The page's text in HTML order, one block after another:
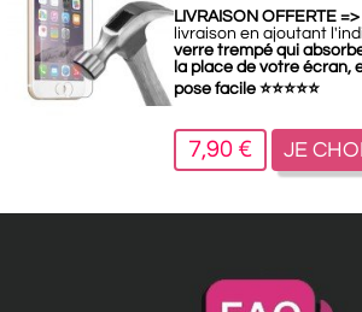
LIVRAISON OFFERTE =>
livraison en ajoutant
verre trempé qui
la place de votre écran,
pose facile ⭐⭐⭐⭐⭐
7,90 € JE